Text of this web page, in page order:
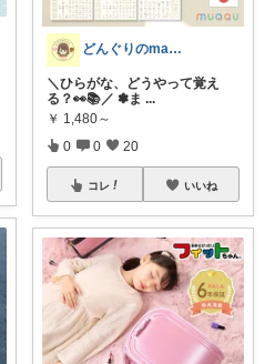
どんぐりのmama☆子育てグッズ
＼ひらがな、どうやって覚え
る？👀📚／ ✽ま ...
￥ 1,480～
0 0 20
コレ いいね